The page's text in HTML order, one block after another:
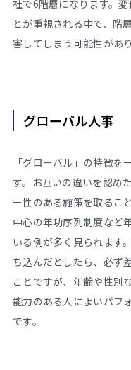
社で6階層になります。
とが重視される中で、階
害してしまう可能性があり
グローバル人事
「グローバル」の特徴
す。お互いの違いを認め
ー性のある施策を取るこ
中心の年功序列制度など
いる例が多く見られます
ち込んだとしたら、必ず
ことですが、年齢や性別
能力のある人によいパフ
です。